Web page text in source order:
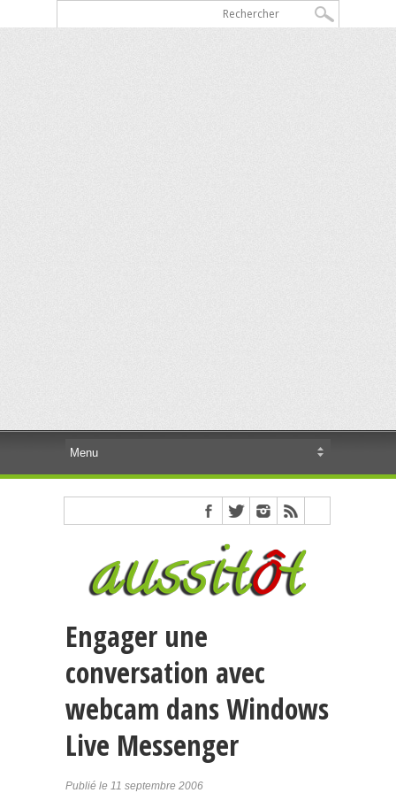
Engager une
conversation avec
webcam dans Windows
Live Messenger
Publié le 11 septembre 2006